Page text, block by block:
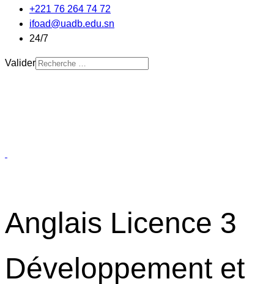
+221 76 264 74 72
ifoad@uadb.edu.sn
24/7
Valider
Anglais Licence 3
Développement et